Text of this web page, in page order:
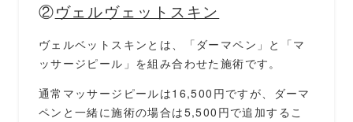
②ヴェルヴェットスキン
ヴェルベットスキンとは、「ダーマペン」と「マ
ッサージピール」を組み合わせた施術です。
通常マッサージピールは16,500円ですが、ダーマ
ペンと一緒に施術の場合は5,500円で追加するこ